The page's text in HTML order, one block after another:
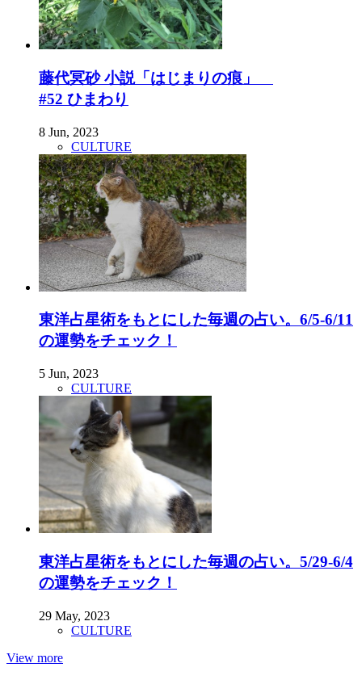
藤代冥砂 小説「はじまりの痕」
#52 ひまわり
8 Jun, 2023
CULTURE
東洋占星術をもとにした毎週の占い。6/5-6/11
の運勢をチェック！
5 Jun, 2023
CULTURE
東洋占星術をもとにした毎週の占い。5/29-6/4
の運勢をチェック！
29 May, 2023
CULTURE
View more